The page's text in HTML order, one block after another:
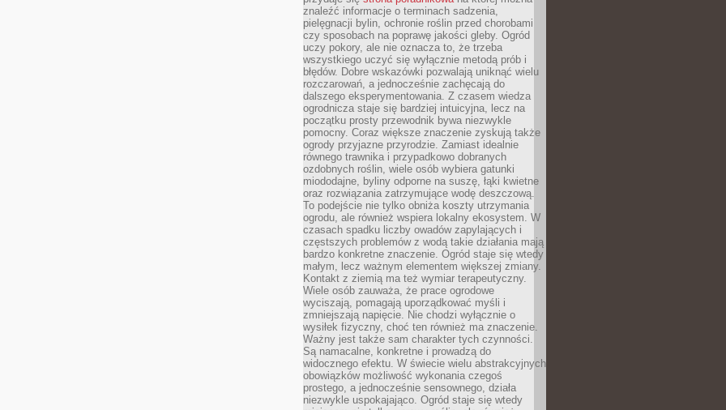
znaleźć informacje o terminach sadzenia,
pielęgnacji bylin, ochronie roślin przed chorobami
czy sposobach na poprawę jakości gleby. Ogród
uczy pokory, ale nie oznacza to, że trzeba
wszystkiego uczyć się wyłącznie metodą prób i
błędów. Dobre wskazówki pozwalają uniknąć wielu
rozczarowań, a jednocześnie zachęcają do
dalszego eksperymentowania. Z czasem wiedza
ogrodnicza staje się bardziej intuicyjna, lecz na
początku prosty przewodnik bywa niezwykle
pomocny. Coraz większe znaczenie zyskują także
ogrody przyjazne przyrodzie. Zamiast idealnie
równego trawnika i przypadkowo dobranych
ozdobnych roślin, wiele osób wybiera gatunki
miododajne, byliny odporne na suszę, łąki kwietne
oraz rozwiązania zatrzymujące wodę deszczową.
To podejście nie tylko obniża koszty utrzymania
ogrodu, ale również wspiera lokalny ekosystem. W
czasach spadku liczby owadów zapylających i
częstszych problemów z wodą takie działania mają
bardzo konkretne znaczenie. Ogród staje się wtedy
małym, lecz ważnym elementem większej zmiany.
Kontakt z ziemią ma też wymiar terapeutyczny.
Wiele osób zauważa, że prace ogrodowe
wyciszają, pomagają uporządkować myśli i
zmniejszają napięcie. Nie chodzi wyłącznie o
wysiłek fizyczny, choć ten również ma znaczenie.
Ważny jest także sam charakter tych czynności.
Są namacalne, konkretne i prowadzą do
widocznego efektu. W świecie wielu abstrakcyjnych
obowiązków możliwość wykonania czegoś
prostego, a jednocześnie sensownego, działa
niezwykle uspokajająco. Ogród staje się wtedy